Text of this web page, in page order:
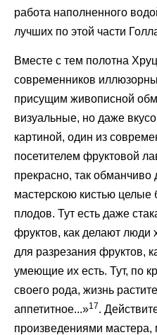
работа наполненного
лучших по этой части
Вместе с тем полотна
современников
присущим живописной
визуальные, но даже
картиной, один из
посетителем фруктовой
прекрасно, так обманчиво
мастерскою кистью целые
плодов. Тут есть даже
фруктов, как делают люди
для разрезания фруктов,
умеющие их есть. Тут, по
своего рода, жизнь
аппетитное...»17.
произведениями мастера,